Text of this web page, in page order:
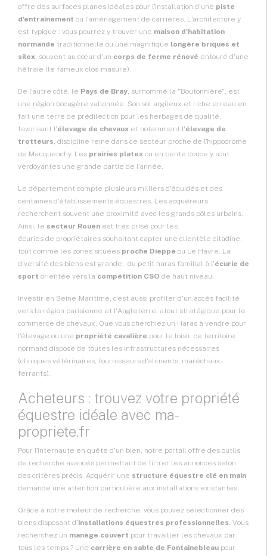
offre des surfaces planes idéales pour l'installation d'une piste
d'entraînement ou l'aménagement de carrières. L'architecture y
est typique : vous pourrez y trouver une maison d'habitation
normande traditionnelle ou une magnifique longère briques et
silex, souvent au cœur d'un corps de ferme rénové entouré d'une
hêtraie (le fameux clos-masure).
De l'autre côté, le Pays de Bray, surnommé la "Boutonnière", est
une région bocagère vallonnée. Son sol argileux et riche en eau en
fait une terre de prédilection pour les herbages de qualité,
favorisant l'élevage de chevaux et notamment l'élevage de
trotteurs, discipline reine dans ce secteur proche de l'hippodrome
de Mauquenchy. Les prairies plates ou en pente douce y sont
verdoyantes une grande partie de l'année.
Le département compte plusieurs milliers d'équidés et des
centaines d'établissements équestres. Les acquéreurs
recherchent souvent une proximité avec les grands pôles urbains.
Ainsi, le secteur Rouen est très prisé pour les
écuries de propriétaires souhaitant capter une clientèle citadine,
tout comme les zones situées proche Dieppe ou Le Havre. La
diversité des biens est grande : du petit haras familial à l'écurie de
sport orientée vers la compétition CSO de haut niveau.
Investir en Seine-Maritime, c'est aussi profiter d'un accès facilité
vers la région parisienne et l'Angleterre, atout stratégique pour le
commerce de chevaux. Que vous cherchiez un Haras à vendre pour
l'élevage ou une propriété cavalière pour le loisir, ce territoire
normand dispose de toutes les infrastructures nécessaires
(cliniques vétérinaires, fournisseurs d'aliments, maréchaux-
ferrants).
Acheteurs : trouvez votre propriété
équestre idéale avec ma-
propriete.fr
Pour l'internaute en quête d'un bien, notre portail offre des outils
de recherche avancés permettant de filtrer les annonces selon
des critères précis. Acquérir une structure équestre clé en main
demande une attention particulière aux installations existantes.
Grâce à notre moteur de recherche, vous pouvez sélectionner des
biens disposant d'installations équestres professionnelles. Vous
recherchez un manège couvert pour travailler les chevaux par
tous les temps ? Une carrière en sable de Fontainebleau pour